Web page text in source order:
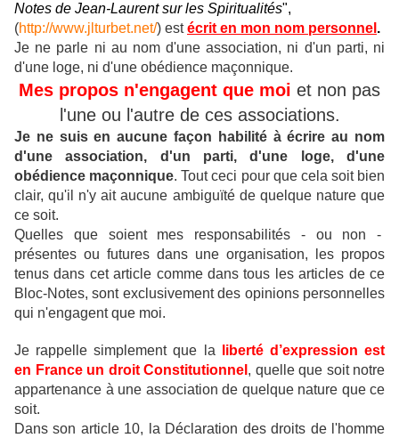
Notes de Jean-Laurent sur les Spiritualités",
(http://www.jlturbet.net/) estécrit en mon nom personnel .
Je ne parle ni au nom d'une association, ni d'un parti, ni
d'une loge, ni d'une obédience maçonnique.
Mes propos n'engagent que moi et non pas
l'une ou l'autre de ces associations.
Je ne suis en aucune façon habilité à écrire au nom
d'une association, d'un parti, d'une loge, d'une
obédience maçonnique.Tout ceci pour que cela soit bien
clair, qu'il n'y ait aucune ambiguïté de quelque nature que
ce soit.
Quelles que soient mes responsabilités - ou non -
présentes ou futures dans une organisation, les propos
tenus dans cet article comme dans tous les articles de ce
Bloc-Notes, sont exclusivement des opinions personnelles
qui n'engagent que moi.
Je rappelle simplement que la
liberté d’expression est
en France un droit Constitutionnel , quelle que soit notre
appartenance à une association de quelque nature que ce
soit.
Dans son article 10, la Déclaration des droits de l'homme